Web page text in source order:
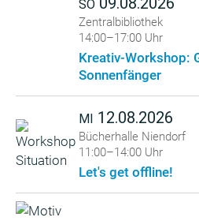
SO
Zentralbibliothek
14:00–17:00 Uhr
Kreativ-Workshop:
Sonnenfänger
MI 12.08.2026
Bücherhalle Niendorf
11:00–14:00 Uhr
Let's get offline!